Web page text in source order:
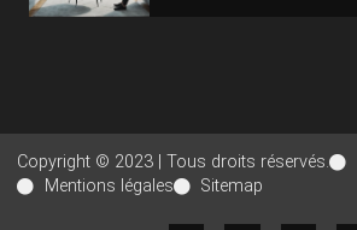
Copyright © 2023 | Tous droits réservés.
Mentions légales
Sitemap